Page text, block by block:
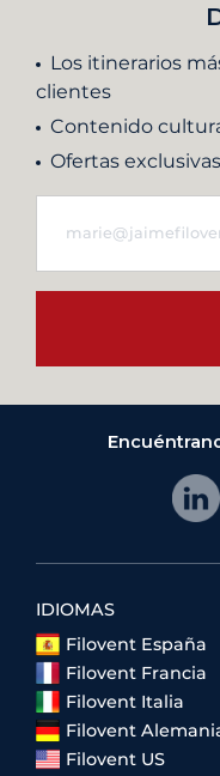
Los itinerarios
clientes
Contenido
Ofertas exclusivas
IDIOMAS
Filovent España
Filovent Francia
Filovent Italia
Filovent
Filovent US